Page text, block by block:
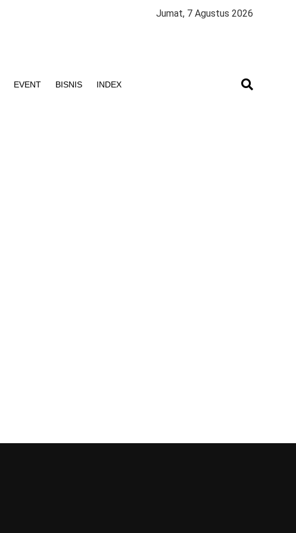
Jumat, 7 Agustus 2026
EVENT BISNIS INDEX